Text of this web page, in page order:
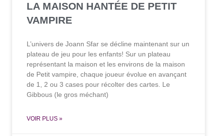
LA MAISON HANTÉE DE PETIT
VAMPIRE
L’univers de Joann Sfar se décline maintenant sur un
plateau de jeu pour les enfants! Sur un plateau
représentant la maison et les environs de la maison
de Petit vampire, chaque joueur évolue en avançant
de 1, 2 ou 3 cases pour récolter des cartes. Le
Gibbous (le gros méchant)
VOIR PLUS »